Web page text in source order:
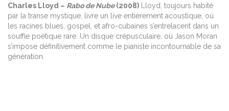
Charles Lloyd – Rabo de Nube(2008) Lloyd, toujours habité
par la transe mystique, livre un live entièrement acoustique, où
les racines blues, gospel, et afro-cubaines s’entrelacent dans un
souffle poétique rare. Un disque crépusculaire, où Jason Moran
s’impose définitivement comme le pianiste incontournable de sa
génération.